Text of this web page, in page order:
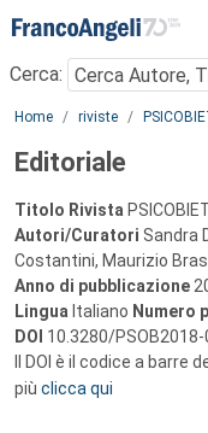
Menu
Cerca:
Main content
Home riviste
Editoriale
Titolo Rivista
Autori/Curatori Sandra
Costantini, Maurizio
Anno di pubblicazione
Lingua Italiano Numero
DOI 10.3280/PSOB2018-
Il DOI è il codice a
più clicca qui